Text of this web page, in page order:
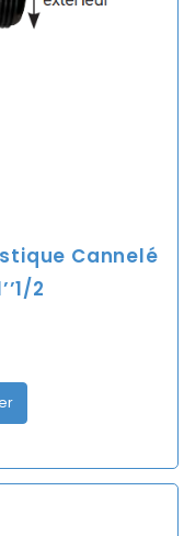
Cannelé
2